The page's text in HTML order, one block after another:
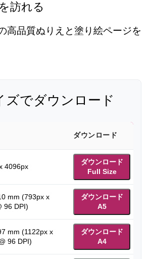
訪れる
高品質ぬりえと塗り絵ページを
ズでダウンロード
ダウンロード
4096px
ダウンロード
Full Size
mm (793px x
96 DPI)
ダウンロード
A5
mm (1122px x
96 DPI)
ダウンロード
A4